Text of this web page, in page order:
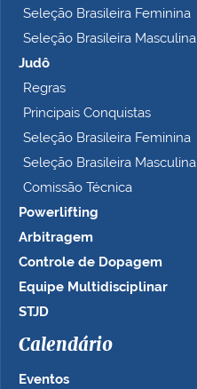
Seleção Brasileira Feminina
Seleção Brasileira Masculina
Judô
Regras
Principais Conquistas
Seleção Brasileira Feminina
Seleção Brasileira Masculina
Comissão Técnica
Powerlifting
Arbitragem
Controle de Dopagem
Equipe Multidisciplinar
STJD
Calendário
Eventos